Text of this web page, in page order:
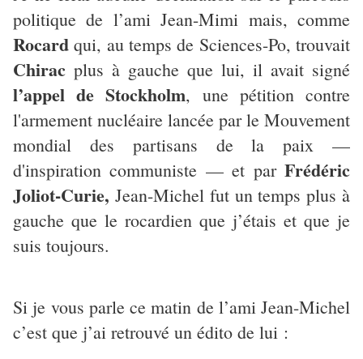
politique de l’ami Jean-Mimi mais, comme
Rocardqui, au temps de Sciences-Po, trouvait
Chirac plus à gauche que lui, il avait signé
l’appel de Stockholm, une pétition contre
l'armement nucléaire lancée par le Mouvement
mondial des partisans de la paix —
d'inspiration communiste — et par Frédéric
Joliot-Curie, Jean-Michel fut un temps plus à
gauche que le rocardien que j’étais et que je
suis toujours.
Si je vous parle ce matin de l’ami Jean-Michel
c’est que j’ai retrouvé un édito de lui :